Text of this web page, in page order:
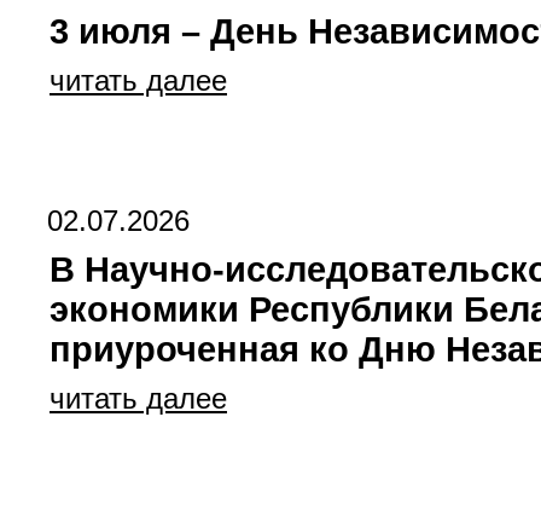
3 июля – День
читать далее
02.07.2026
В Научно-
экономики Республики
приуроченная ко Дню
читать далее